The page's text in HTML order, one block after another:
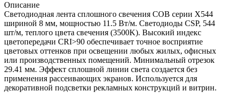
Описание
Светодиодная лента сплошного свечения COB серии X544
шириной 8 мм, мощностью 11.5 Вт/м. Светодиоды CSP, 544
шт/м, теплого цвета свечения (3500K). Высокий индекс
цветопередачи CRI>90 обеспечивает точное восприятие
цветовых оттенков при освещении любых жилых, офисных
или производственных помещений. Минимальный отрезок
29.41 мм. Эффект сплошной линии света создается без
применения рассеивающих экранов. Используется для
декоративной подсветки рекламных конструкций и витрин.